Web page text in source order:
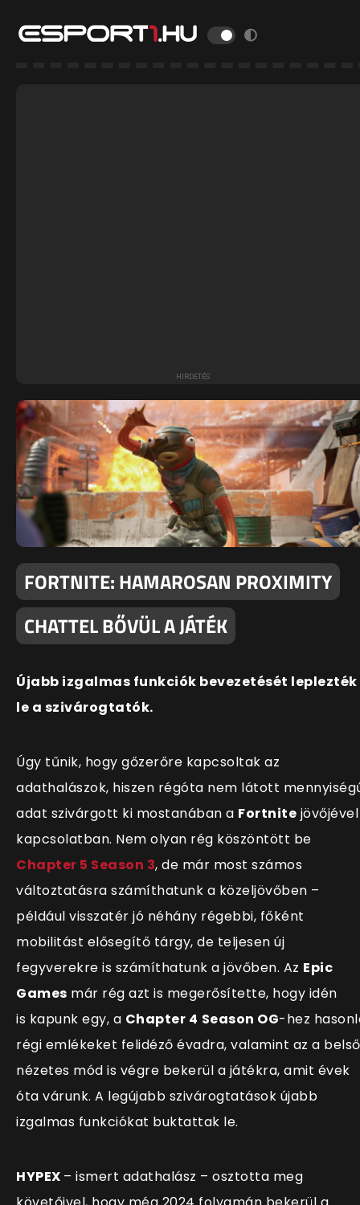
FORTNITE: HAMAROSAN PROXIMITY
CHATTEL BŐVÜL A JÁTÉK
Újabb izgalmas funkciók bevezetését leplezték
le a szivárogtatók.
Úgy tűnik, hogy gőzerőre kapcsoltak az
adathalászok, hiszen régóta nem látott
adat szivárgott ki mostanában a Fortnite jövőjével
kapcsolatban. Nem olyan rég köszöntött be
Chapter 5 Season 3, de már most számos
változtatásra számíthatunk a közeljövőben –
például visszatér jó néhány régebbi, főként
mobilitást elősegítő tárgy, de teljesen új
fegyverekre is számíthatunk a jövőben. Az Epic
Games már rég azt is megerősítette, hogy idén
is kapunk egy, a Chapter 4 Season OG-hez
régi emlékeket felidéző évadra, valamint az a belső
nézetes mód is végre bekerül a játékra, amit évek
óta várunk. A legújabb szivárogtatások újabb
izgalmas funkciókat buktattak le.
HYPEX – ismert adathalász – osztotta meg